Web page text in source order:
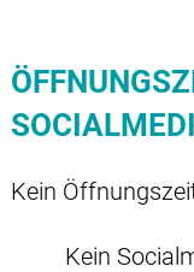
Kein
Kein